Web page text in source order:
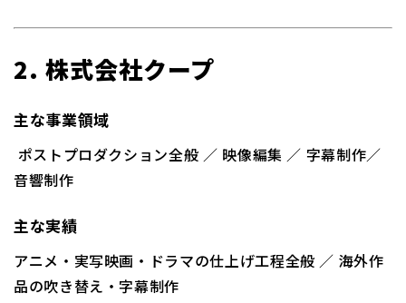
2. 株式会社クープ
主な事業領域
ポストプロダクション全般 ／ 映像編集 ／ 字幕制作／
音響制作
主な実績
アニメ・実写映画・ドラマの仕上げ工程全般 ／ 海外作
品の吹き替え・字幕制作